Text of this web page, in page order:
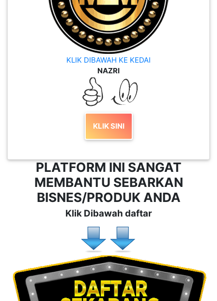
KLIK DIBAWAH KE KEDAI
NAZRI
KLIK SINI
PLATFORM INI SANGAT
MEMBANTU SEBARKAN
BISNES/PRODUK ANDA
Klik Dibawah daftar